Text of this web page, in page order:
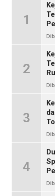
1
2
3
4